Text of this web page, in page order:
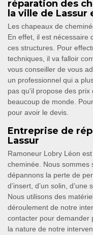
réparation des
la ville de
Les chapeaux de
En effet, il est nécessaire
ces structures. Pour
techniques, il va falloir
vous conseiller de vous
un professionnel qui a
pas qu'il propose des
beaucoup de monde.
pour avoir le devis.
Entreprise de
Lassur
Ramoneur Lobry Léon
cheminée. Nous sommes
dépannons la perte de
d’insert, d’un solin,
Nous utilisons des
déroulement de notre
contacter pour demander
la nature de notre